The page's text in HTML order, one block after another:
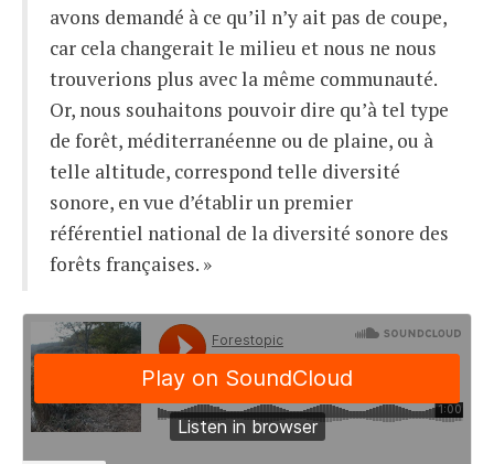
avons demandé à ce qu’il n’y ait pas de coupe,
car cela changerait le milieu et nous ne nous
trouverions plus avec la même communauté.
Or, nous souhaitons pouvoir dire qu’à tel type
de forêt, méditerranéenne ou de plaine, ou à
telle altitude, correspond telle diversité
sonore, en vue d’établir un premier
référentiel national de la diversité sonore des
forêts françaises. »